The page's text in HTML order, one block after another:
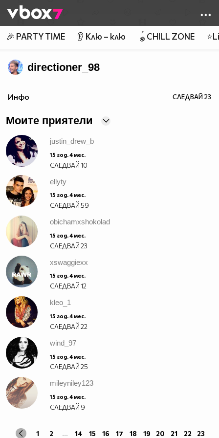
👾
🎉 PARTY TIME 👂 Клю – клю 🪀CHILL ZONE
directioner_98
http://vbox7.com/groups/f3e8b655afc1
Инфо СЛЕДВАЙ23
Моите приятели
justin_drew_b
15 год. 4 мес.
СЛЕДВАЙ10
ellyty
15 год. 4 мес.
СЛЕДВАЙ59
obichamxshokolad
15 год. 4 мес.
СЛЕДВАЙ23
xswaggiexx
15 год. 4 мес.
СЛЕДВАЙ12
kleo_1
15 год. 4 мес.
СЛЕДВАЙ22
wind_97
15 год. 4 мес.
СЛЕДВАЙ25
mileyniley123
15 год. 4 мес.
СЛЕДВАЙ 9
1 2 ... 14 15 16 17 18 19 20 21 22 23